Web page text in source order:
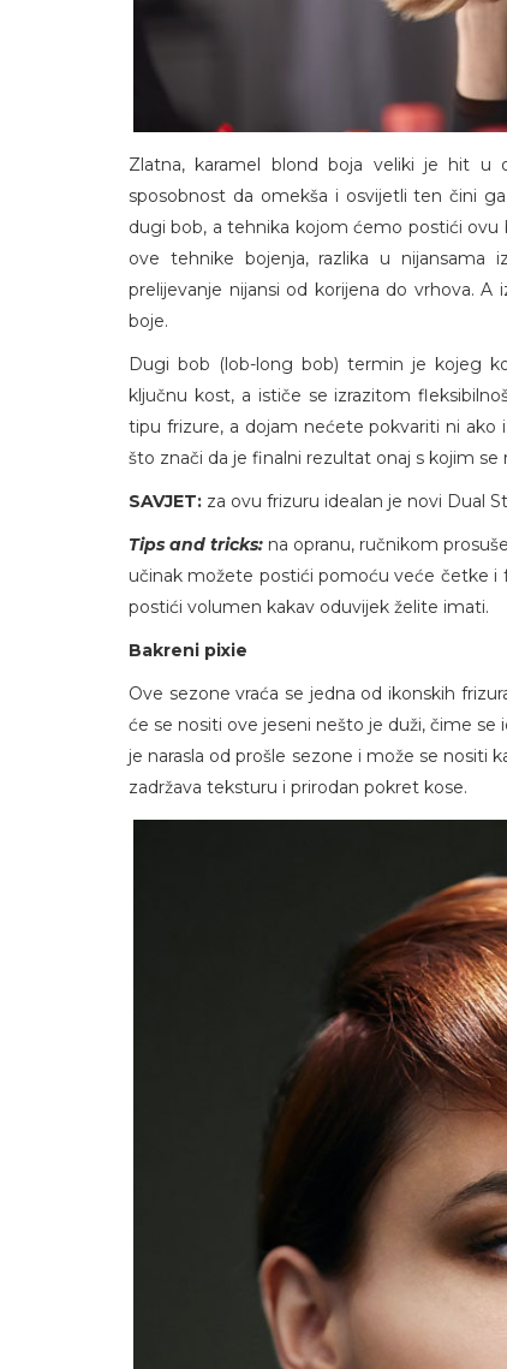
Zlatna, karamel blond boja veliki je hit u
sposobnost da omekša i osvijetli ten čini
dugi bob, a tehnika kojom ćemo postići
ove tehnike bojenja, razlika u
prelijevanje nijansi od korijena do vrhova.
boje.
Dugi bob (lob-long bob) termin je kojeg
ključnu kost, a ističe se izrazitom
tipu frizure, a dojam nećete pokvariti ni
što znači da je finalni rezultat onaj s kojim se
SAVJET: za ovu frizuru idealan je novi Dual
Tips and tricks: na opranu, ručnikom
učinak možete postići pomoću veće četke i
postići volumen kakav oduvijek želite imati.
Bakreni pixie
Ove sezone vraća se jedna od ikonskih
će se nositi ove jeseni nešto je duži, čime se
je narasla od prošle sezone i može se nositi
zadržava teksturu i prirodan pokret kose.